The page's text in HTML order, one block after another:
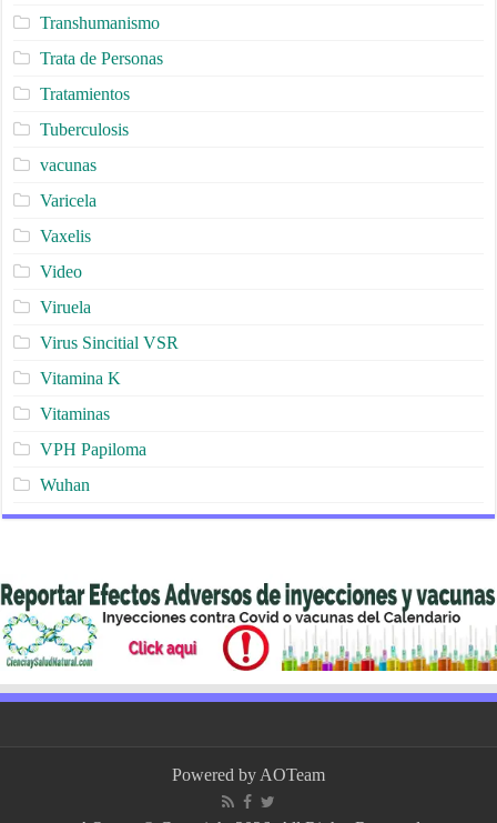
Transhumanismo
Trata de Personas
Tratamientos
Tuberculosis
vacunas
Varicela
Vaxelis
Video
Viruela
Virus Sincitial VSR
Vitamina K
Vitaminas
VPH Papiloma
Wuhan
Powered by AOTeam